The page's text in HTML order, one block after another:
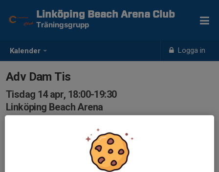
Kalender Logga in
Linköping Beach Arena Club
Träningsgrupp
Adv Dam Tis
Tisdag 14 apr, 18:00-19:30
Linköping Beach Arena